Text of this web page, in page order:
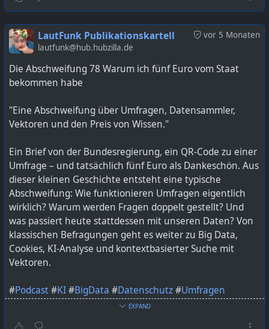
https://lautfunk.uber.space/podcast/die-abschweifung-
83-diamanten-drag-und-diskotheken
vor 5 Monaten
LautFunk Publikationskartell
lautfunk@hub.hubzilla.de
Die Abschweifung 78 Warum ich fünf Euro vom Staat
bekommen habe
"Eine Abschweifung über Umfragen, Datensammler,
Vektoren und den Preis von Wissen."
Ein Brief von der Bundesregierung, ein QR-Code zu einer
Umfrage – und tatsächlich fünf Euro als Dankeschön. Aus
dieser kleinen Geschichte entsteht eine typische
Abschweifung: Wie funktionieren Umfragen eigentlich
wirklich? Warum werden Fragen doppelt gestellt? Und
was passiert heute stattdessen mit unseren Daten? Von
klassischen Befragungen geht es weiter zu Big Data,
Cookies, KI-Analyse und kontextbasierter Suche mit
Vektoren.
#Podcast#KI#BigData #Datenschutz#Umfragen
DigitaleSouveränität
EXPAND